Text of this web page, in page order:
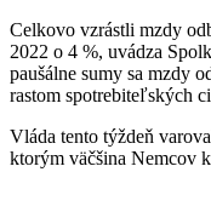
Celkovo vzrástli mzdy
2022 o 4 %, uvádza
paušálne sumy sa mzdy
rastom spotrebiteľských
Vláda tento týždeň
ktorým väčšina Nemcov